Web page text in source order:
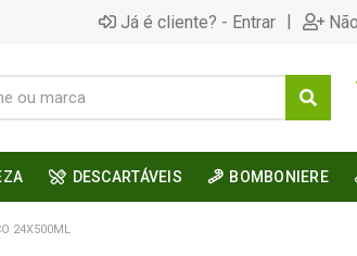
Já é cliente? - Entrar |
DESCARTÁVEIS BOMBONIERE
24X500ML